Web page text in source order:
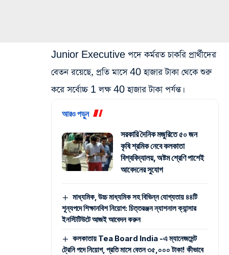
Junior Executive পদে কর্মরত চাকরি প্রার্থীদের
বেতন রয়েছে, প্রতি মাসে 40 হাজার টাকা থেকে শুরু
করে সর্বোচ্চ 1 লক্ষ 40 হাজার টাকা পর্যন্ত।
আরও পড়ুন
সরকারি দৈনিক মজুরিতে ৫০ জন
কৃষি শ্রমিক নেবে কলকাতা
বিশ্ববিদ্যালয়, অষ্টম শ্রেণি পাশেই
আবেদনের সুযোগ
মাধ্যমিক, উচ্চ মাধ্যমিক সহ বিভিন্ন যোগ্যতায় ৪৪টি
শূন্যপদে শিক্ষানবিশ নিয়োগ: চিত্তরঞ্জন ন্যাশনাল ক্যান্সার
ইনস্টিটিউটে আজই আবেদন করুন
কলকাতায় Tea Board India -এ ম্যানেজমেন্ট
ট্রেনি পদে নিয়োগ, প্রতি মাসে বেতন ৩৫,০০০ টাকা! কীভাবে